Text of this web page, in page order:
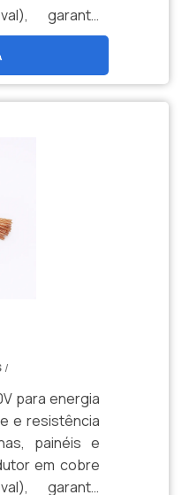
garante
e menor
técnica
/
para energia
e resistência
painéis e
em cobre
garante